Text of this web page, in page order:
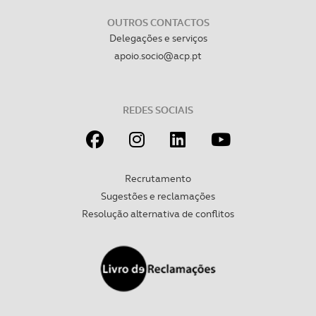
OUTROS CONTACTOS
Delegações e serviços
apoio.socio@acp.pt
REDES SOCIAIS
Recrutamento
Sugestões e reclamações
Resolução alternativa de conflitos